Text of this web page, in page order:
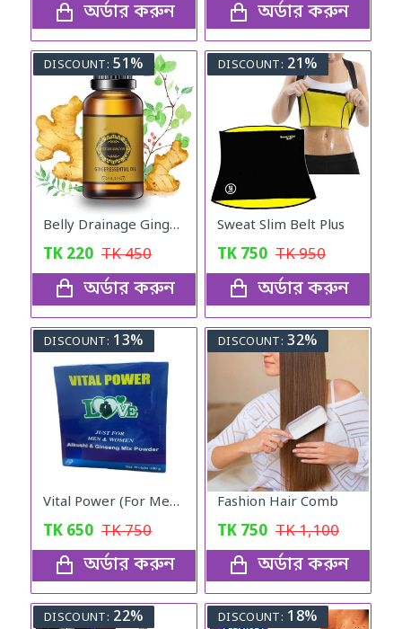
অর্ডার করুন অর্ডার করুন
DISCOUNT: 51%
Belly Drainage Ginger Essential Oil
TK 220 TK450
অর্ডার করুন
DISCOUNT: 21%
Sweat Slim Belt Plus
TK 750 TK950
অর্ডার করুন
DISCOUNT: 13%
Vital Power (For Men & Woman)
TK 650 TK750
অর্ডার করুন
DISCOUNT: 32%
Fashion Hair Comb
TK 750 TK1,100
অর্ডার করুন
DISCOUNT: 22% DISCOUNT: 18%